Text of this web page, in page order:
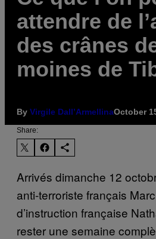
attendre de
des crânes
moines de
By Virgile Dall’ArmellinaOctober
Share:
Arrivés dimanche 12
anti-terroriste français
d’instruction française
rester une semaine